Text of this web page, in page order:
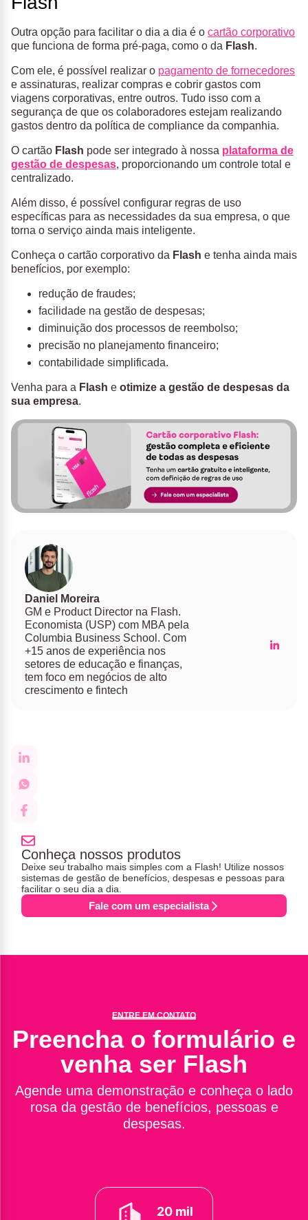
Outra opção para facilitar o dia a dia é o cartão corporativo
que funciona de forma pré-paga, como o da Flash.
Com ele, é possível realizar o pagamento de fornecedores
e assinaturas, realizar compras e cobrir gastos com
viagens corporativas, entre outros. Tudo isso com a
segurança de que os colaboradores estejam realizando
gastos dentro da política de compliance da companhia.
O cartão Flash pode ser integrado à nossa plataforma de
gestão de despesas, proporcionando um controle total e
centralizado.
Além disso, é possível configurar regras de uso
específicas para as necessidades da sua empresa, o que
torna o serviço ainda mais inteligente.
Conheça o cartão corporativo da Flash e tenha ainda mais
benefícios, por exemplo:
redução de fraudes;
facilidade na gestão de despesas;
diminuição dos processos de reembolso;
precisão no planejamento financeiro;
contabilidade simplificada.
Venha para a Flash e otimize a gestão de despesas da
sua empresa.
Daniel Moreira
GM e Product Director na Flash.
Economista (USP) com MBA pela
Columbia Business School. Com
+15 anos de experiência nos
setores de educação e finanças,
tem foco em negócios de alto
crescimento e fintech
Conheça nossos produtos
Deixe seu trabalho mais simples com a Flash! Utilize nossos
sistemas de gestão de benefícios, despesas e pessoas para
facilitar o seu dia a dia.
Fale com um especialista
ENTRE EM CONTATO
Preencha o formulário e
venha ser Flash
Agende uma demonstração e conheça o lado
rosa da gestão de benefícios, pessoas e
despesas.
20 mil